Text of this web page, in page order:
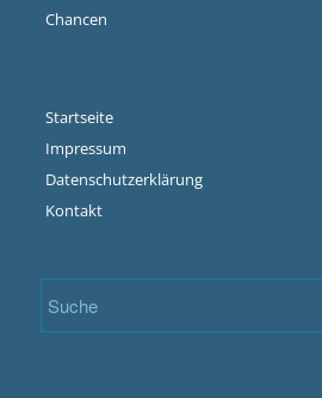
Chancen
Startseite
Impressum
Datenschutzerklärung
Kontakt